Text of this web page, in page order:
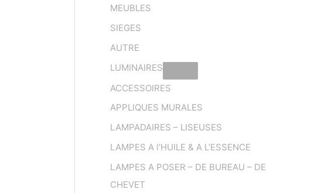
MEUBLES
SIEGES
AUTRE
LUMINAIRES
ACCESSOIRES
APPLIQUES MURALES
LAMPADAIRES – LISEUSES
LAMPES A l’HUILE & A L’ESSENCE
LAMPES A POSER – DE BUREAU – DE
CHEVET